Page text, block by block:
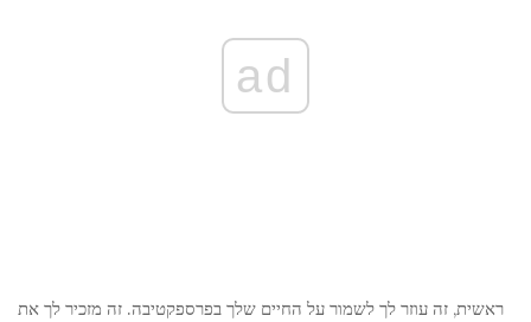
ad
ראשית, זה עוזר לך לשמור על החיים שלך בפרספקטיבה. זה מזכיר לך את